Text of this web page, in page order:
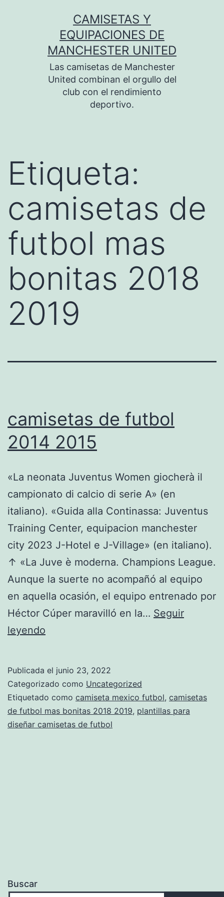
CAMISETAS Y
EQUIPACIONES DE
MANCHESTER UNITED
Las camisetas de Manchester
United combinan el orgullo del
club con el rendimiento
deportivo.
Etiqueta:
camisetas de
futbol mas
bonitas 2018
2019
camisetas de futbol
2014 2015
«La neonata Juventus Women giocherà il
campionato di calcio di serie A» (en
italiano). «Guida alla Continassa: Juventus
Training Center, equipacion manchester
city 2023 J-Hotel e J-Village» (en italiano).
↑ «La Juve è moderna. Champions League.
Aunque la suerte no acompañó al equipo
en aquella ocasión, el equipo entrenado por
Héctor Cúper maravilló en la… Seguir
leyendo
2014
2015
Publicada el junio 23, 2022
Categorizado como Uncategorized
Etiquetado como camiseta mexico futbol, camisetas
de futbol mas bonitas 2018 2019, plantillas para
diseñar camisetas de futbol
Buscar